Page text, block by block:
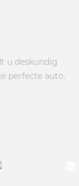
u deskundig
perfecte auto.